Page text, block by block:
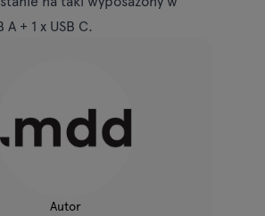
A + 1 x USB C.
Autor